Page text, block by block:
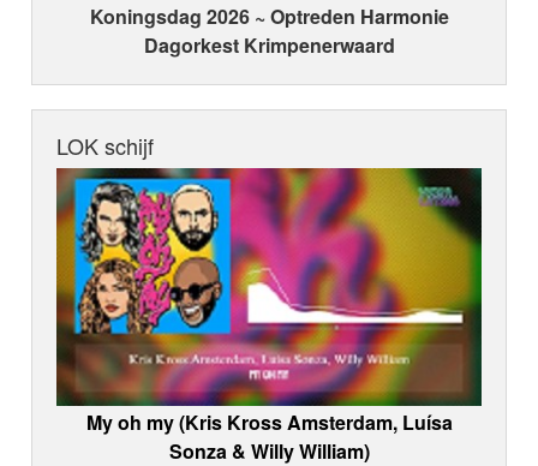
Koningsdag 2026 ~ Optreden Harmonie
Dagorkest Krimpenerwaard
LOK schijf
My oh my (Kris Kross Amsterdam, Luísa
Sonza & Willy William)